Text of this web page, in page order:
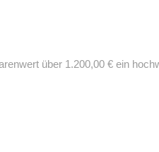
über 1.200,00 € ein